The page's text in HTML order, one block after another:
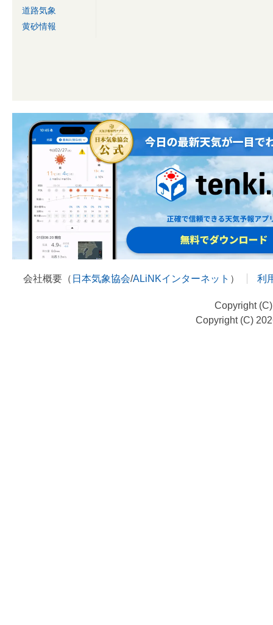
道路気象
黄砂情報
会社概要（ 日本気象協会/ALiNKインターネット ） 利
Copyright
Copyright (C)